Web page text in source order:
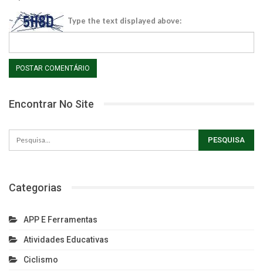
Type the text displayed above:
Encontrar No Site
Categorias
APP E Ferramentas
Atividades Educativas
Ciclismo